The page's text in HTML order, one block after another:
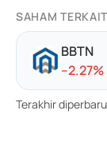
SAHAM TERKAIT
BBTN
--2.27%
Terakhir